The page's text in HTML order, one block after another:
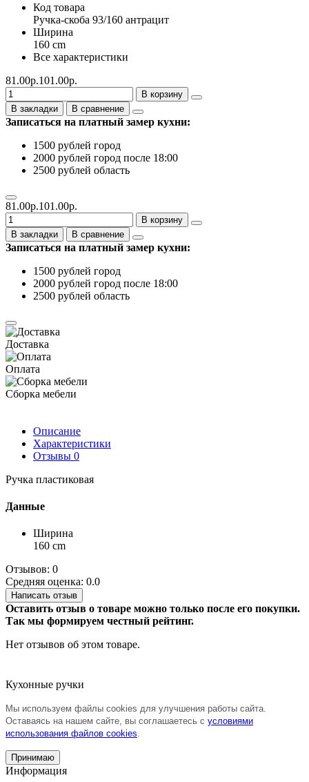
Код товара
Ручка-скоба 93/160 антрацит
Ширина
160 cm
Все характеристики
81.00р.101.00р.
В корзину
В закладки
В сравнение
Записаться на платный замер кухни:
1500 рублей город
2000 рублей город после 18:00
2500 рублей область
81.00р.101.00р.
В корзину
В закладки
В сравнение
Записаться на платный замер кухни:
1500 рублей город
2000 рублей город после 18:00
2500 рублей область
Доставка
Оплата
Сборка мебели
Описание
Характеристики
Отзывы 0
Ручка пластиковая
Данные
Ширина
160 cm
Отзывов: 0
Средняя оценка: 0.0
Написать отзыв
Оставить отзыв о товаре можно только после его покупки.
Так мы формируем честный рейтинг.
Нет отзывов об этом товаре.
Кухонные ручки
Мы используем файлы cookies для улучшения работы сайта.
Оставаясь на нашем сайте, вы соглашаетесь с условиями
использования файлов cookies.
Принимаю
Информация